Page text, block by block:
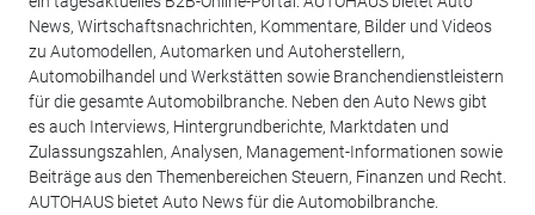
News, Wirtschaftsnachrichten, Kommentare, Bilder und Videos
zu Automodellen, Automarken und Autoherstellern,
Automobilhandel und Werkstätten sowie Branchendienstleistern
für die gesamte Automobilbranche. Neben den Auto News gibt
es auch Interviews, Hintergrundberichte, Marktdaten und
Zulassungszahlen, Analysen, Management-Informationen sowie
Beiträge aus den Themenbereichen Steuern, Finanzen und Recht.
AUTOHAUS bietet Auto News für die Automobilbranche.